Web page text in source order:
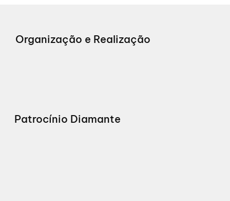
Organização e Realização
Patrocínio Diamante